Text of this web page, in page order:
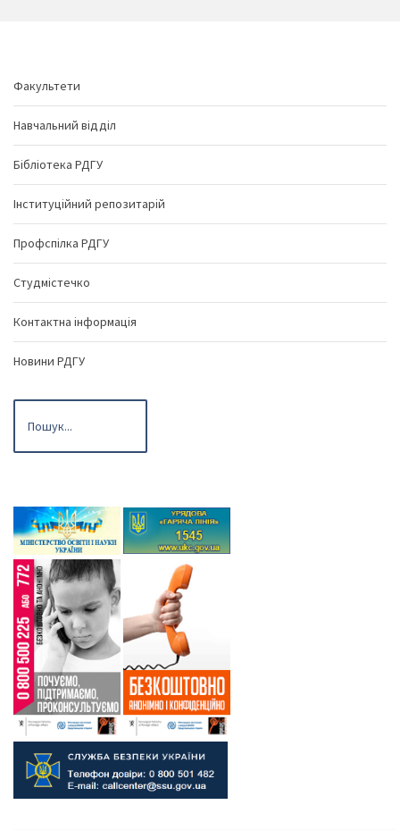
Факультети
Навчальний відділ
Бібліотека РДГУ
Інституційний репозитарій
Профспілка РДГУ
Студмістечко
Контактна інформація
Новини РДГУ